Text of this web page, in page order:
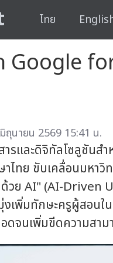
ไทย
Google
ถุนายน 2569 15:41 น.
ารและดิจิทัลโซลูชัน
ไทย ขับเคลื่อนมหาวิ
วย AI" (AI-Driven
เพิ่มทักษะครูผู้สอนใ
จนเพิ่มขีดความสาม